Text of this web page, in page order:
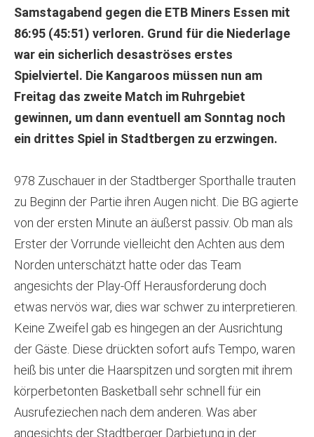
Samstagabend gegen die ETB Miners Essen mit
86:95 (45:51) verloren. Grund für die Niederlage
war ein sicherlich desaströses erstes
Spielviertel. Die Kangaroos müssen nun am
Freitag das zweite Match im Ruhrgebiet
gewinnen, um dann eventuell am Sonntag noch
ein drittes Spiel in Stadtbergen zu erzwingen.
978 Zuschauer in der Stadtberger Sporthalle trauten
zu Beginn der Partie ihren Augen nicht. Die BG agierte
von der ersten Minute an äußerst passiv. Ob man als
Erster der Vorrunde vielleicht den Achten aus dem
Norden unterschätzt hatte oder das Team
angesichts der Play-Off Herausforderung doch
etwas nervös war, dies war schwer zu interpretieren.
Keine Zweifel gab es hingegen an der Ausrichtung
der Gäste. Diese drückten sofort aufs Tempo, waren
heiß bis unter die Haarspitzen und sorgten mit ihrem
körperbetonten Basketball sehr schnell für ein
Ausrufeziechen nach dem anderen. Was aber
angesichts der Stadtberger Darbietung in der